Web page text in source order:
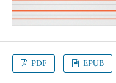
PDF EPUB